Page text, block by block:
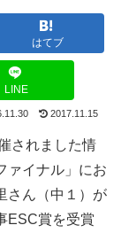
はてブ
LINE
2017.11.15
されました情
イナル」にお
さん（中１）が
ESC賞を受賞